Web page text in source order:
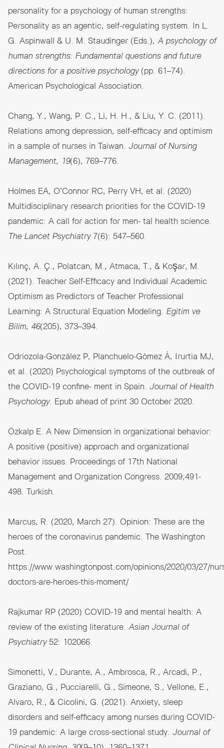
personality for a psychology of human strengths:
Personality as an agentic, self-regulating system. In L.
G. Aspinwall & U. M. Staudinger (Eds.), A psychology of
human strengths: Fundamental questions and future
directions for a positive psychology(pp. 61–74).
American Psychological Association.
Chang, Y., Wang, P. C., Li, H. H., & Liu, Y. C. (2011).
Relations among depression, self-efficacy and optimism
in a sample of nurses in Taiwan. Journal of Nursing
Management, 19(6), 769–776.
Holmes EA, O’Connor RC, Perry VH, et al. (2020)
Multidisciplinary research priorities for the COVID-19
pandemic: A call for action for men- tal health science.
The Lancet Psychiatry7(6): 547–560.
Kılınç, A. Ç., Polatcan, M., Atmaca, T., & Koşar, M.
(2021). Teacher Self-Efficacy and Individual Academic
Optimism as Predictors of Teacher Professional
Learning: A Structural Equation Modeling. Egitim ve
Bilim, 46(205), 373–394.
Odriozola-González P, Planchuelo-Gómez Á, Irurtia MJ,
et al. (2020) Psychological symptoms of the outbreak of
the COVID-19 confine- ment in Spain. Journal of Health
Psychology. Epub ahead of print 30 October 2020.
Özkalp E. A New Dimension in organizational behavior:
A positive (positive) approach and organizational
behavior issues. Proceedings of 17th National
Management and Organization Congress. 2009;491-
498. Turkish.
Marcus, R. (2020, March 27). Opinion: These are the
heroes of the coronavirus pandemic. The Washington
Post.
https://www.washingtonpost.com/opinions/2020/03/27/
doctors-are-heroes-this-moment/
Rajkumar RP (2020) COVID-19 and mental health: A
review of the existing literature. Asian Journal of
Psychiatry52: 102066.
Simonetti, V., Durante, A., Ambrosca, R., Arcadi, P.,
Graziano, G., Pucciarelli, G., Simeone, S., Vellone, E.,
Alvaro, R., & Cicolini, G. (2021). Anxiety, sleep
disorders and self-efficacy among nurses during COVID-
19 pandemic: A large cross-sectional study. Journal of